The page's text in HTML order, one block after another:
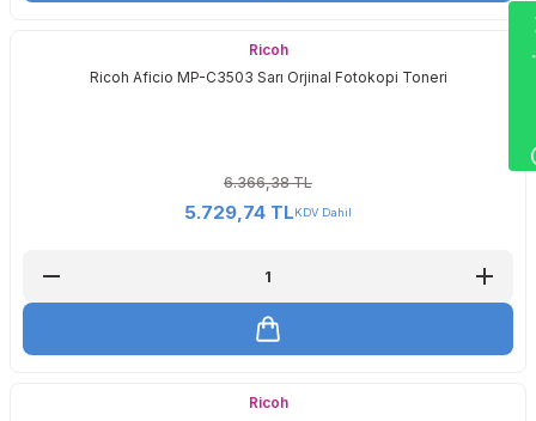
Ricoh
Ricoh Aficio MP-C3503 Sarı Orjinal Fotokopi Toneri
6.366,38 TL
5.729,74 TLKDV Dahil
Ricoh